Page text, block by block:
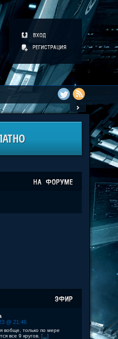
@ 21:46
вобще, только по мере
все 9 кругов. [...]